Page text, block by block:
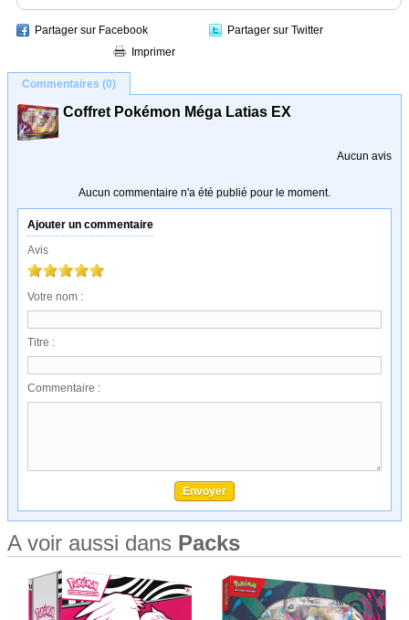
Partager sur Facebook
Partager sur Twitter
Imprimer
Commentaires (0)
Coffret Pokémon Méga Latias EX
Aucun avis
Aucun commentaire n'a été publié pour le moment.
Ajouter un commentaire
Avis
Votre nom :
Titre :
Commentaire :
A voir aussi dans Packs